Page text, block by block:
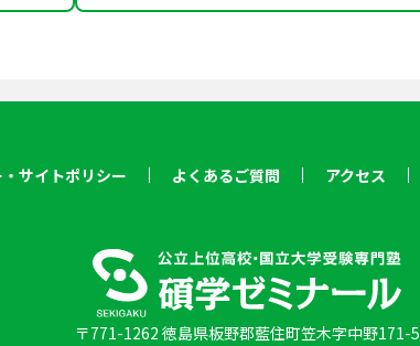
サイトポリシー よくあるご質問 アクセス
〒771-1262 徳島県板野郡藍住町笠木字中野171-5